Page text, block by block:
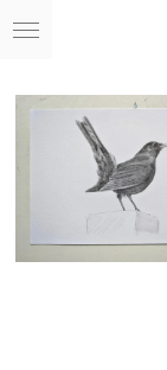
Ga
de
hoofdinhoud